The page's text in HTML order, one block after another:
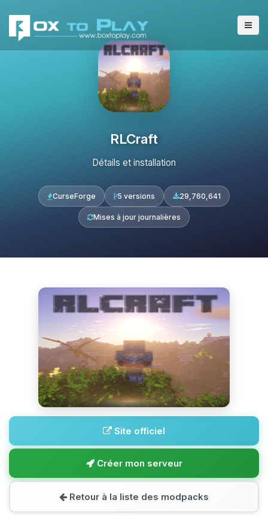
RLCraft
Détails et installation
CurseForge 5 versions 29,760,641
Mises à jour journalières
Site officiel
Créer mon serveur
Retour à la liste des modpacks